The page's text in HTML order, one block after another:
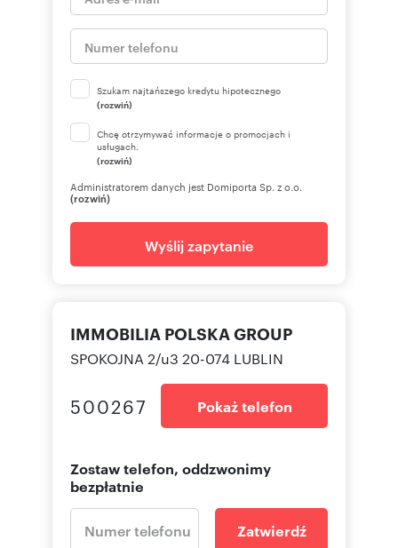
Szukam najtańszego kredytu hipotecznego
(rozwiń)
Chcę otrzymywać informacje o promocjach i
usługach.
(rozwiń)
Administratorem danych jest Domiporta Sp. z o.o.
(rozwiń)
Wyślij zapytanie
IMMOBILIA POLSKA GROUP
SPOKOJNA 2/u3 20-074 LUBLIN
500267 Pokaż telefon
Zostaw telefon, oddzwonimy
bezpłatnie
Zatwierdź